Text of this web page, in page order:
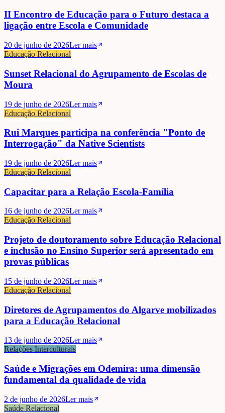
II Encontro de Educação para o Futuro destaca a
ligação entre Escola e Comunidade
20 de junho de 2026Ler mais
Educação Relacional
Sunset Relacional do Agrupamento de Escolas de
Moura
19 de junho de 2026Ler mais
Educação Relacional
Rui Marques participa na conferência "Ponto de
Interrogação" da Native Scientists
19 de junho de 2026Ler mais
Educação Relacional
Capacitar para a Relação Escola-Família
16 de junho de 2026Ler mais
Educação Relacional
Projeto de doutoramento sobre Educação Relacional
e inclusão no Ensino Superior será apresentado em
provas públicas
15 de junho de 2026Ler mais
Educação Relacional
Diretores de Agrupamentos do Algarve mobilizados
para a Educação Relacional
13 de junho de 2026Ler mais
Relações Interculturais
Saúde e Migrações em Odemira: uma dimensão
fundamental da qualidade de vida
2 de junho de 2026Ler mais
Saúde Relacional